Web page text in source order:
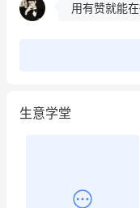
用有赞就能
生意学堂